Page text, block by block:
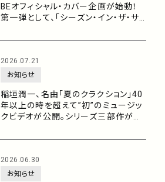
BEオフィシャル・カバー企画が始動！
第一弾として、「シーズン・イン・ザ・サ
信リリース！
2026.07.21
お知らせ
稲垣潤一、名曲「夏のクラクション」40
年以上の時を超えて”初”のミュージッ
クビデオが公開。シリーズ三部作がつ
2026.06.30
お知らせ